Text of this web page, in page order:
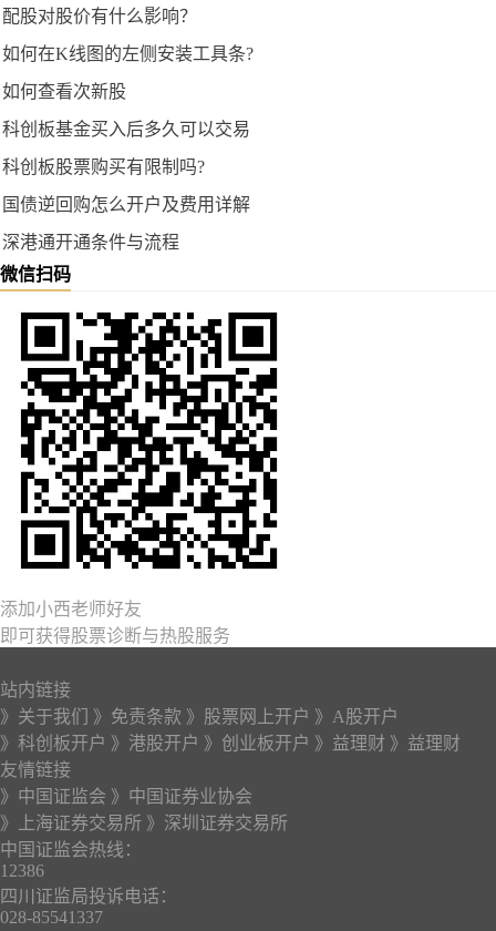
配股对股价有什么影响？
如何在K线图的左侧安装工具条?
如何查看次新股
科创板基金买入后多久可以交易
科创板股票购买有限制吗?
国债逆回购怎么开户及费用详解
深港通开通条件与流程
微信扫码
添加小西老师好友
即可获得股票诊断与热股服务
站内链接
》关于我们
》免责条款 》股票网上开户 》A股开户
》科创板开户 》港股开户 》创业板开户 》益理财 》益理财
友情链接
》中国证监会 》中国证券业协会
》上海证券交易所 》深圳证券交易所
中国证监会热线：
12386
四川证监局投诉电话：
028-85541337